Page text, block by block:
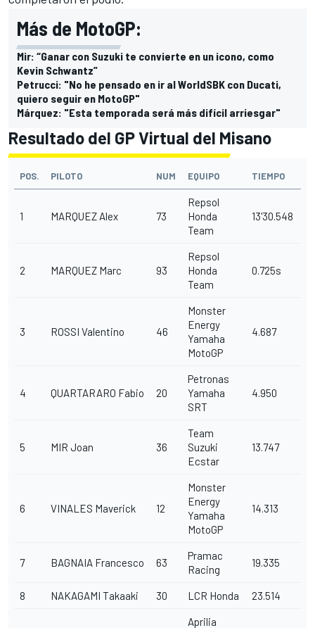
Más de MotoGP:
Mir: “Ganar con Suzuki te convierte en un icono, como
Kevin Schwantz”
Petrucci: "No he pensado en ir al WorldSBK con Ducati,
quiero seguir en MotoGP"
Márquez: "Esta temporada será más difícil arriesgar"
Resultado del GP Virtual del Misano
POS. PILOTO NUM EQUIPO TIEMPO
1 MARQUEZ Alex 73
Repsol
Honda
Team
13'30.548
2 MARQUEZ Marc 93
Repsol
Honda
Team
0.725s
3 ROSSI Valentino 46
Monster
Energy
Yamaha
MotoGP
4.687
4 QUARTARARO Fabio 20
Petronas
Yamaha
SRT
4.950
5 MIR Joan 36
Team
Suzuki
Ecstar
13.747
6 VINALES Maverick 12
Monster
Energy
Yamaha
MotoGP
14.313
7 BAGNAIA Francesco 63
Pramac
Racing
19.335
8 NAKAGAMI Takaaki 30 LCR Honda 23.514
Aprilia